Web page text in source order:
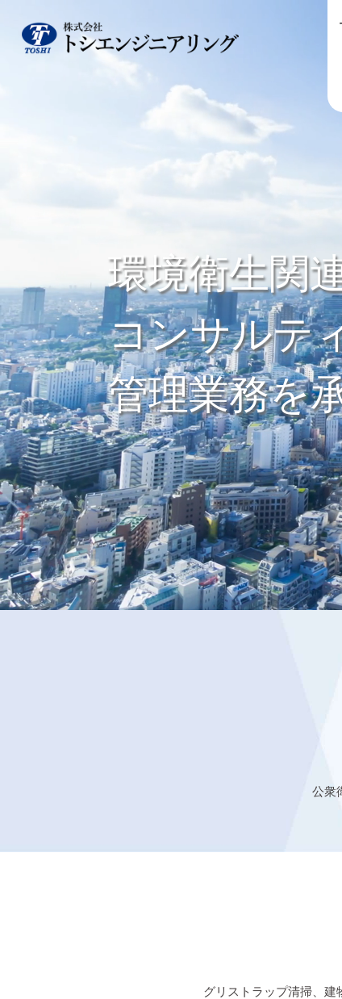
環境衛生関
コンサルテ
管理業務を
公衆
グリストラップ清掃、建